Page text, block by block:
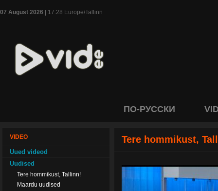
07 August 2026 | 17:28 Europe/Tallinn
ПО-РУССКИ
VIDEO
Uued videod
Uudised
Tere hommikust, Tallinn!
Maardu uudised
Tere hommikust,